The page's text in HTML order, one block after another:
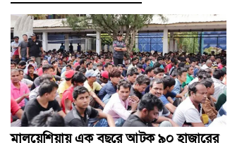
মালয়েশিয়ায় এক বছরে আটক ৯০ হাজারের